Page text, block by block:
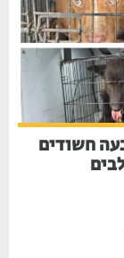
חשודים